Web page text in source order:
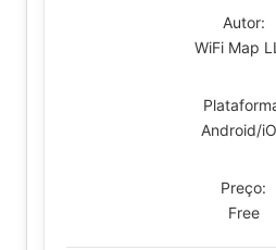
Autor:
WiFi Map
Android/
Preço:
Free